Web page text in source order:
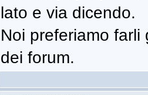
lato e via dicendo.
Noi preferiamo
dei forum.